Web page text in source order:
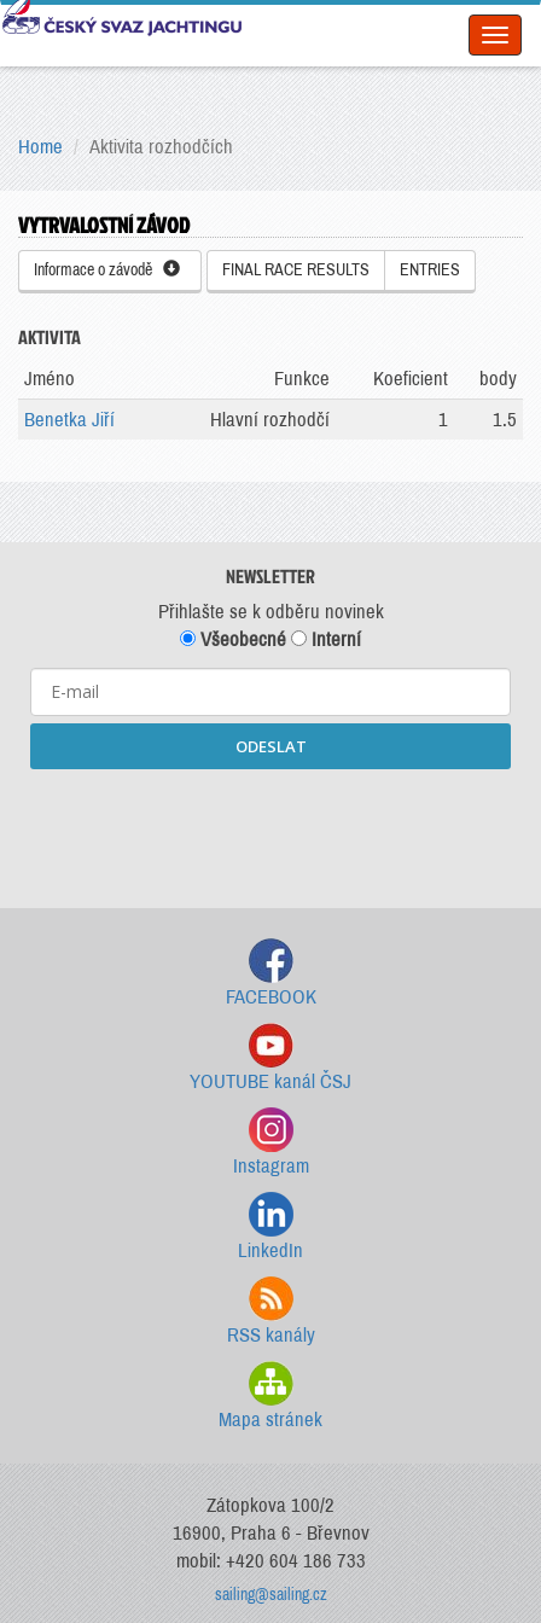
Home Aktivita rozhodčích
VYTRVALOSTNÍ ZÁVOD
Informace o závodě FINAL RACE RESULTS ENTRIES
AKTIVITA
Jméno Funkce Koeficient
body
Benetka Jiří
Hlavní rozhodčí 1 1.5
NEWSLETTER
Přihlašte se k odběru novinek
Všeobecné
Interní
ODESLAT
FACEBOOK
YOUTUBE kanál ČSJ
Instagram
LinkedIn
RSS kanály
Mapa stránek
Zátopkova 100/2
16900, Praha 6 - Břevnov
mobil: +420 604 186 733
sailing@sailing.cz